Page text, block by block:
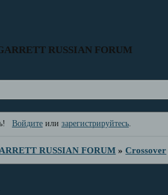
RUSSIAN FORUM
Войдитеили зарегистрируйтесь.
RUSSIAN FORUM »Crossover